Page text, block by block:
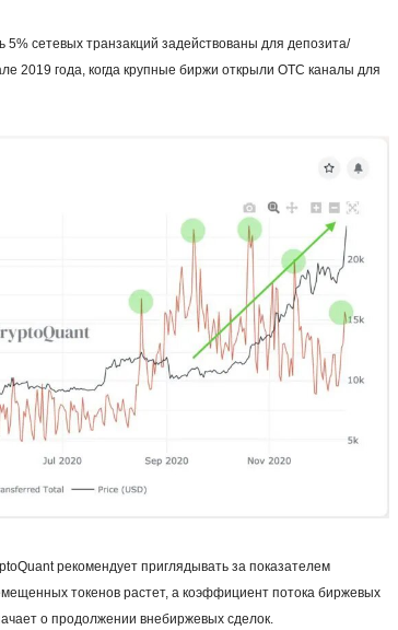
5% сетевых транзакций задействованы для депозита/
2019 года, когда крупные биржи открыли OTC каналы для
рекомендует приглядывать за показателем
токенов растет, а коэффициент потока биржевых
о продолжении внебиржевых сделок.